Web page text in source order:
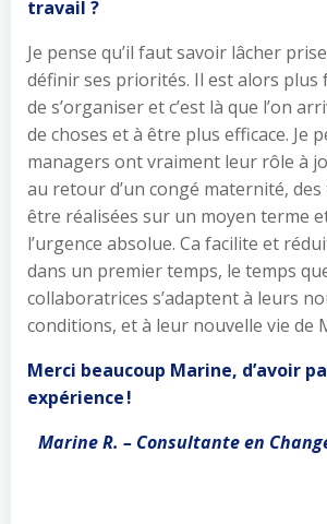
travail ?
Je pense qu’il faut savoir lâcher
définir ses priorités. Il est alors plus
de s’organiser et c’est là que l’on
de choses et à être plus efficace. Je
managers ont vraiment leur rôle à
au retour d’un congé maternité,
être réalisées sur un moyen terme
l’urgence absolue. Ca facilite et
dans un premier temps, le temps
collaboratrices s’adaptent à leurs
conditions, et à leur nouvelle vie de
Merci beaucoup Marine, d’avoir
expérience !
Marine R. – Consultante en